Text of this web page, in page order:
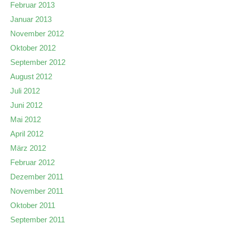
Februar 2013
Januar 2013
November 2012
Oktober 2012
September 2012
August 2012
Juli 2012
Juni 2012
Mai 2012
April 2012
März 2012
Februar 2012
Dezember 2011
November 2011
Oktober 2011
September 2011